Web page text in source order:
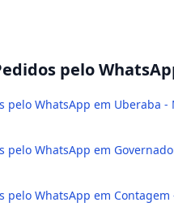
pelo
pelo WhatsApp em Uberaba -
pelo WhatsApp em
pelo WhatsApp em Contagem